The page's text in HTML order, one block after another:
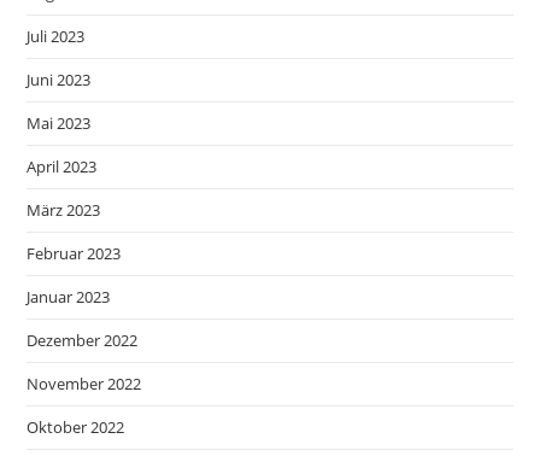
Juli 2023
Juni 2023
Mai 2023
April 2023
März 2023
Februar 2023
Januar 2023
Dezember 2022
November 2022
Oktober 2022